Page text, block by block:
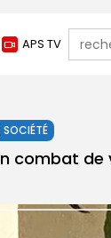
APS TV
Search
for:
SOCIÉTÉ
combat de